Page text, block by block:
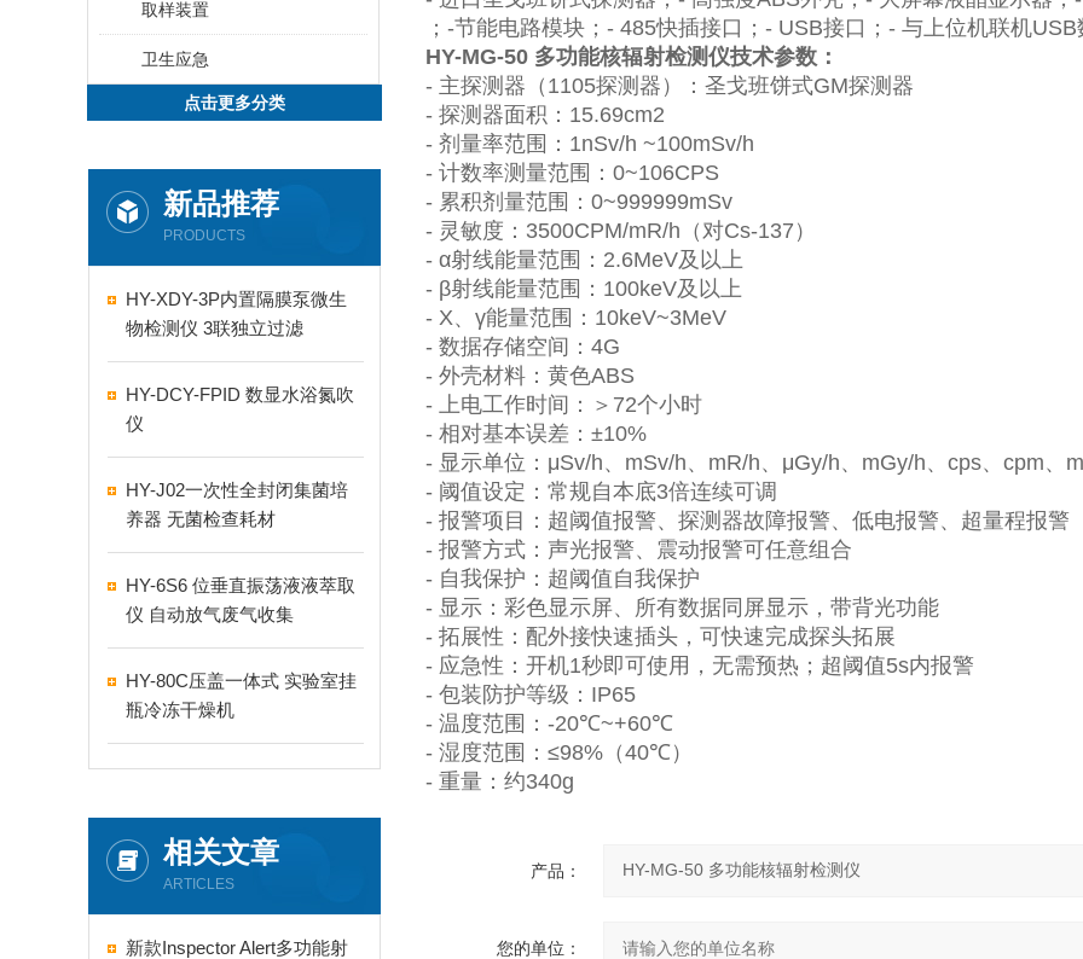
取样装置
卫生应急
点击更多分类
新品推荐
PRODUCTS
HY-XDY-3P内置隔膜泵微生
物检测仪 3联独立过滤
HY-DCY-FPID 数显水浴氮吹
仪
HY-J02一次性全封闭集菌培
养器 无菌检查耗材
HY-6S6 位垂直振荡液液萃取
仪 自动放气废气收集
HY-80C压盖一体式 实验室挂
瓶冷冻干燥机
相关文章
ARTICLES
新款Inspector Alert多功能射
； -节能电路模块； - 485快插接口； - USB接口； - 与上位机联机USB
HY-MG-50 多功能核辐射检测仪技术参数：
- 主探测器（ 1105探测器）：圣戈班饼式GM探测器
- 探测器面积： 15.69cm2
- 剂量率范围： 1nSv/h ~100mSv/h
- 计数率测量范围： 0~106CPS
- 累积剂量范围： 0~999999mSv
- 灵敏度： 3500CPM/mR/h （对Cs-137 ）
- α射线能量范围： 2.6MeV及以上
- β射线能量范围： 100keV及以上
- X、 γ能量范围： 10keV~3MeV
- 数据存储空间： 4G
- 外壳材料：黄色ABS
- 上电工作时间：＞ 72个小时
- 相对基本误差： ±10%
- 显示单位： μSv/h、 mSv/h、 mR/h、 μGy/h、 mGy/h、 cps、 cpm、
- 阈值设定：常规自本底3倍连续可调
- 报警项目：超阈值报警、探测器故障报警、低电报警、超量程报警
- 报警方式：声光报警、震动报警可任意组合
- 自我保护：超阈值自我保护
- 显示：彩色显示屏、所有数据同屏显示，带背光功能
- 拓展性：配外接快速插头，可快速完成探头拓展
- 应急性：开机1秒即可使用，无需预热；超阈值5s内报警
- 包装防护等级： IP65
- 温度范围： -20℃~+60℃
- 湿度范围： ≤98% （40℃）
- 重量：约340g
产品：
您的单位：